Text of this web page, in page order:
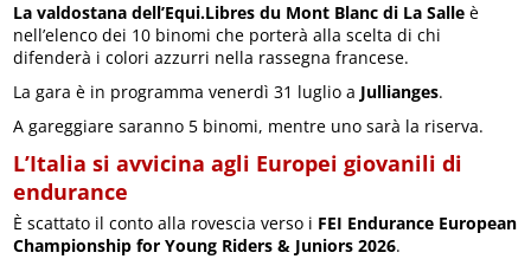
La valdostana dell’Equi.Libres du Mont Blanc di La Salle è
nell’elenco dei 10 binomi che porterà alla scelta di chi
difenderà i colori azzurri nella rassegna francese.
La gara è in programma venerdì 31 luglio a Jullianges.
A gareggiare saranno 5 binomi, mentre uno sarà la riserva.
L’Italia si avvicina agli Europei giovanili di
endurance
È scattato il conto alla rovescia verso i FEI Endurance European
Championship for Young Riders & Juniors 2026.